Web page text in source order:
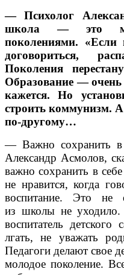
— Психолог
школа — это
поколениями.
договориться,
Поколения
Образование —
кажется. Но
строить коммунизм.
по-другому…
— Важно сохранить в
Александр Асмолов,
важно сохранить в
не нравится, когда
воспитание. Это не
из школы не
воспитатель
лгать, не уважать
Педагоги делают свое
молодое поколение.